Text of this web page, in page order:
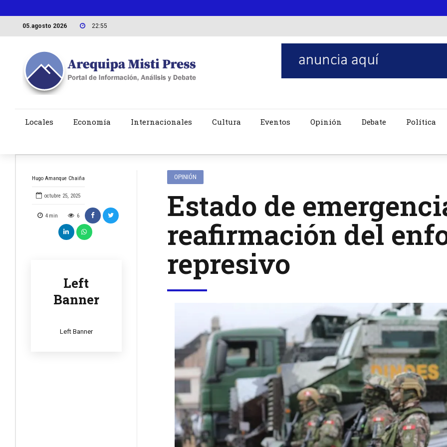
05.agosto 2026 22:56
Locales Economía Internacionales Cultura Eventos Opinión Debate Política
Hugo Amanque Chaiña
octubre 25, 2025
4 min 6
Left
Banner
Left Banner
OPINIÓN
Estado de
reafirmación del
represivo